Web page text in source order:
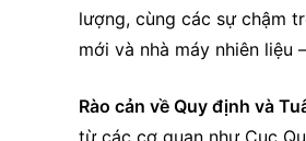
lượng, cùng các sự chậm
mới và nhà máy nhiên
Rào cản về Quy định và
từ các cơ quan như Cục